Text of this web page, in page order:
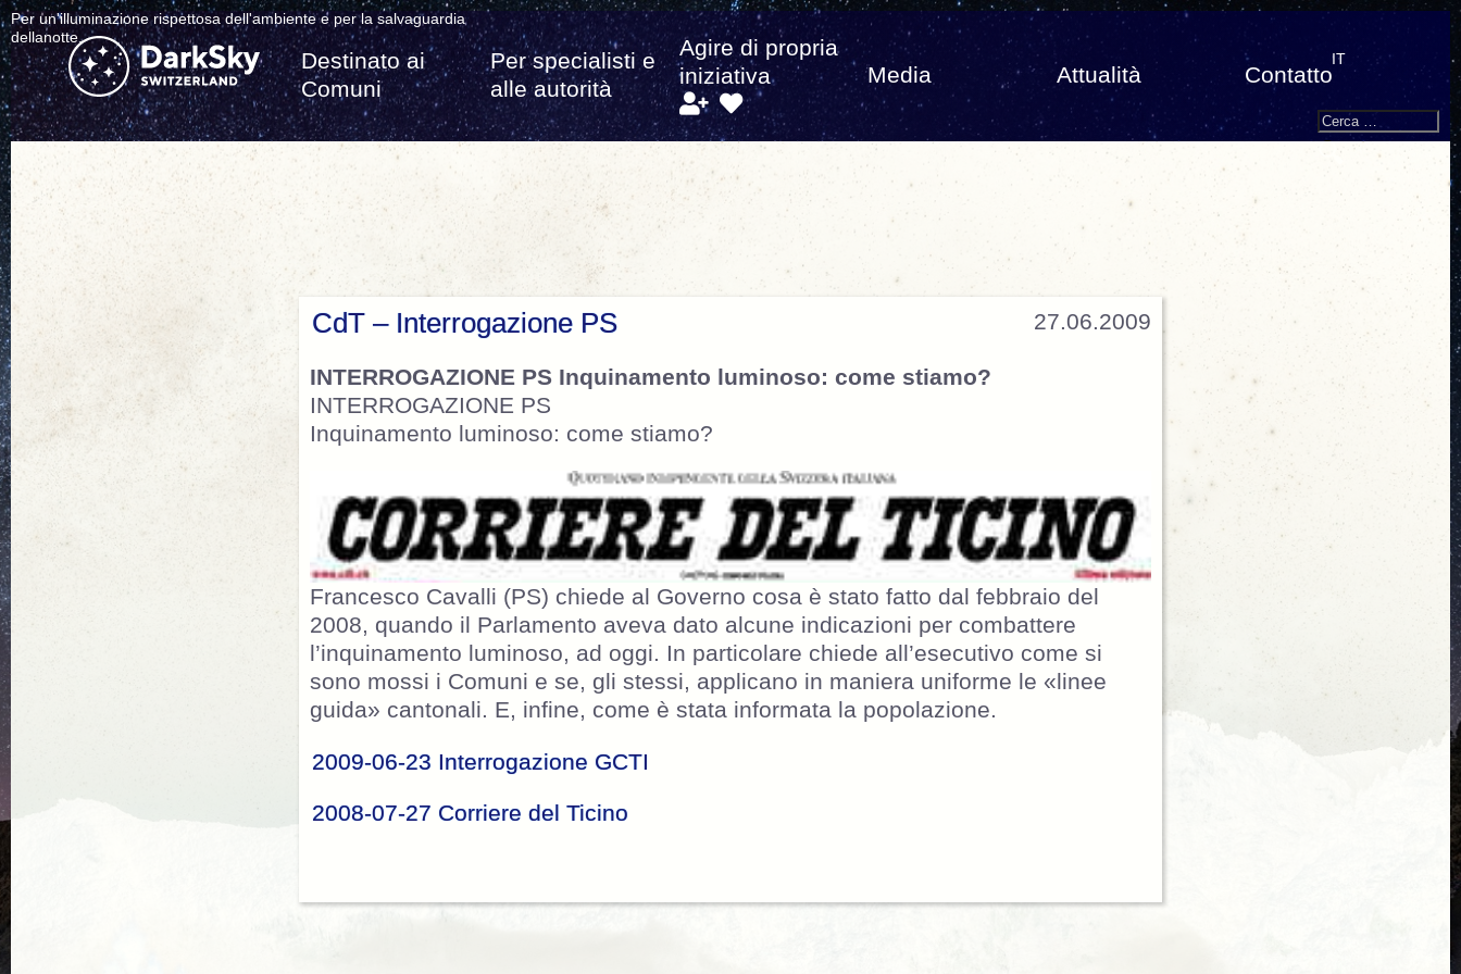
Per un'illuminazione rispettosa dell'ambiente e per la salvaguardia
dellanotte.
Destinato ai
Comuni
Per specialisti e
alle autorità
Agire di propria
iniziativa
Media Attualità Contatto
IT
Search
Cerca:
27.06.2009
CdT – Interrogazione PS
INTERROGAZIONE PS Inquinamento luminoso: come stiamo?
INTERROGAZIONE PS
Inquinamento luminoso: come stiamo?
Francesco Cavalli (PS) chiede al Governo cosa è stato fatto dal febbraio del
2008, quando il Parlamento aveva dato alcune indicazioni per combattere
l’inquinamento luminoso, ad oggi. In particolare chiede all’esecutivo come si
sono mossi i Comuni e se, gli stessi, applicano in maniera uniforme le «linee
guida» cantonali. E, infine, come è stata informata la popolazione.
2009-06-23 Interrogazione GCTI
2008-07-27 Corriere del Ticino